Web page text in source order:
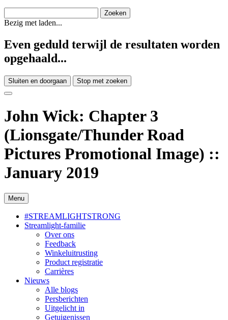
Bezig met laden...
Even geduld terwijl de resultaten worden
opgehaald...
Sluiten en doorgaan Stop met zoeken
John Wick: Chapter 3
(Lionsgate/Thunder Road
Pictures Promotional Image) ::
January 2019
Menu
#STREAMLIGHTSTRONG
Streamlight-familie
Over ons
Feedback
Winkeluitrusting
Product registratie
Carrières
Nieuws
Alle blogs
Persberichten
Uitgelicht in
Getuigenissen